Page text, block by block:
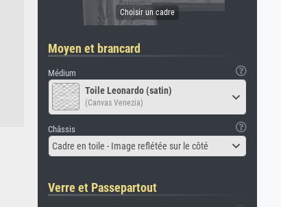
Moyen et brancard
Médium
Toile Leonardo (satin)
(Canvas Venezia)
Châssis
Cadre en toile - Image reflétée sur le côté
Verre et Passepartout